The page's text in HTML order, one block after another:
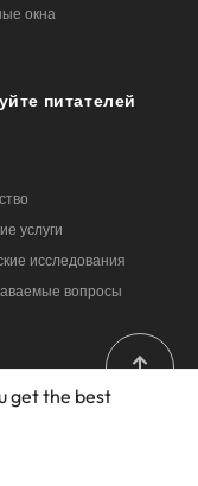
услуги
исследования
вопросы
Двери и Windows
get the best